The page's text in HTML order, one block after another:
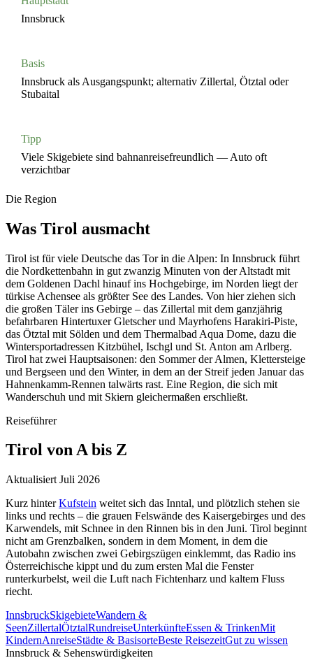
Innsbruck
Basis
Innsbruck als Ausgangspunkt; alternativ Zillertal, Ötztal oder
Stubaital
Tipp
Viele Skigebiete sind bahnanreisefreundlich — Auto oft
verzichtbar
Die Region
Was Tirol ausmacht
Tirol ist für viele Deutsche das Tor in die Alpen: In Innsbruck führt
die Nordkettenbahn in gut zwanzig Minuten von der Altstadt mit
dem Goldenen Dachl hinauf ins Hochgebirge, im Norden liegt der
türkise Achensee als größter See des Landes. Von hier ziehen sich
die großen Täler ins Gebirge – das Zillertal mit dem ganzjährig
befahrbaren Hintertuxer Gletscher und Mayrhofens Harakiri-Piste,
das Ötztal mit Sölden und dem Thermalbad Aqua Dome, dazu die
Wintersportadressen Kitzbühel, Ischgl und St. Anton am Arlberg.
Tirol hat zwei Hauptsaisonen: den Sommer der Almen, Klettersteige
und Bergseen und den Winter, in dem an der Streif jeden Januar das
Hahnenkamm-Rennen talwärts rast. Eine Region, die sich mit
Wanderschuh und mit Skiern gleichermaßen erschließt.
Reiseführer
Tirol von A bis Z
Aktualisiert Juli 2026
Kurz hinterKufstein weitet sich das Inntal, und plötzlich stehen sie
links und rechts – die grauen Felswände des Kaisergebirges und des
Karwendels, mit Schnee in den Rinnen bis in den Juni. Tirol beginnt
nicht am Grenzbalken, sondern in dem Moment, in dem die
Autobahn zwischen zwei Gebirgszügen einklemmt, das Radio ins
Österreichische kippt und du zum ersten Mal die Fenster
runterkurbelst, weil die Luft nach Fichtenharz und kaltem Fluss
riecht.
InnsbruckSkigebieteWandern &
SeenZillertalÖtztalRundreiseUnterkünfteEssen & TrinkenMit
KindernAnreiseStädte & BasisorteBeste ReisezeitGut zu wissen
Innsbruck & Sehenswürdigkeiten